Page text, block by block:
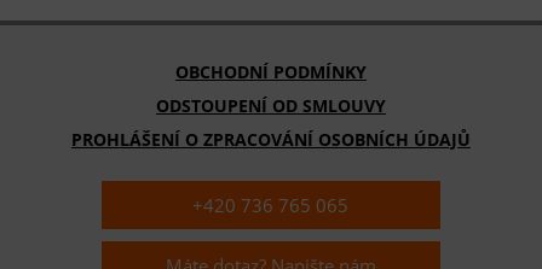
OBCHODNÍ PODMÍNKY
ODSTOUPENÍ OD SMLOUVY
PROHLÁŠENÍ O ZPRACOVÁNÍ OSOBNÍCH ÚDAJŮ
+420 736 765 065